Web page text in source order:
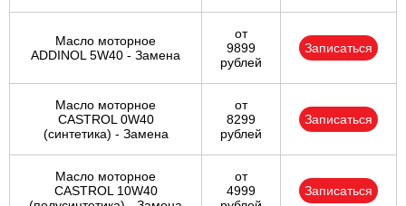
Масло моторное
ADDINOL 5W40 - Замена
от
9899
рублей
Записаться
Масло моторное
CASTROL 0W40
(синтетика) - Замена
от
8299
рублей
Записаться
Масло моторное
CASTROL 10W40
от
4999
Записаться